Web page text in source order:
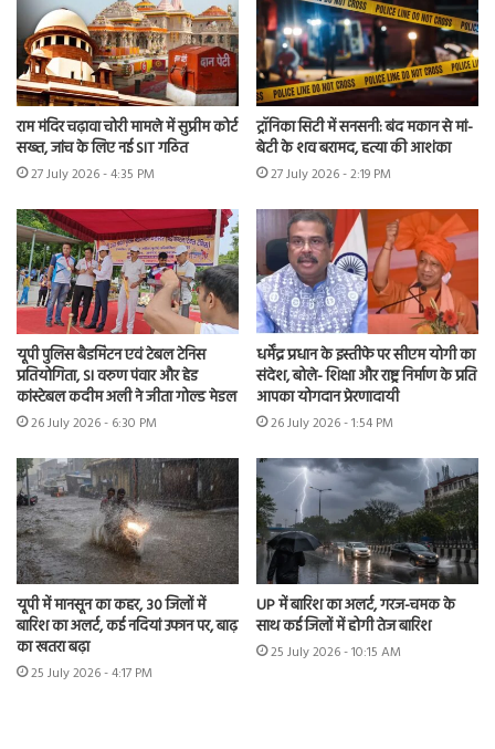
राम मंदिर चढ़ावा चोरी मामले में सुप्रीम कोर्ट
सख्त, जांच के लिए नई SIT गठित
27 July 2026 - 4:35 PM
ट्रॉनिका सिटी में सनसनी: बंद मकान से मां-
बेटी के शव बरामद, हत्या की आशंका
27 July 2026 - 2:19 PM
यूपी पुलिस बैडमिंटन एवं टेबल टेनिस
प्रतियोगिता, SI वरुण पंवार और हेड
कांस्टेबल कदीम अली ने जीता गोल्ड मेडल
26 July 2026 - 6:30 PM
धर्मेंद्र प्रधान के इस्तीफे पर सीएम योगी का
संदेश, बोले- शिक्षा और राष्ट्र निर्माण के प्रति
आपका योगदान प्रेरणादायी
26 July 2026 - 1:54 PM
यूपी में मानसून का कहर, 30 जिलों में
बारिश का अलर्ट, कई नदियां उफान पर, बाढ़
का खतरा बढ़ा
25 July 2026 - 4:17 PM
UP में बारिश का अलर्ट, गरज-चमक के
साथ कई जिलों में होगी तेज बारिश
25 July 2026 - 10:15 AM